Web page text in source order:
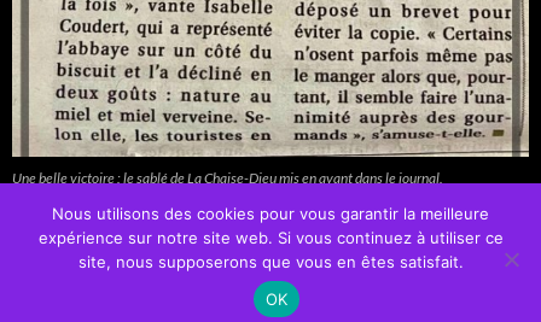
Une belle victoire : le sablé de La Chaise-Dieu mis en avant dans le journal.
Nous utilisons des cookies pour vous garantir la meilleure
expérience sur notre site web. Si vous continuez à utiliser ce
site, nous supposerons que vous en êtes satisfait.
OK